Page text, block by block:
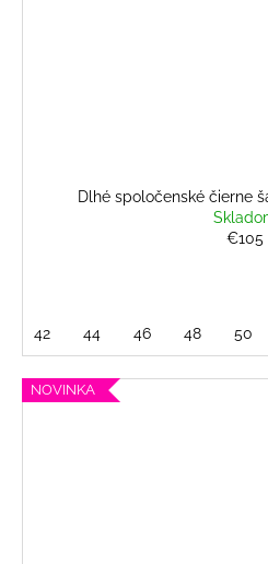
Dlhé spoločenské čierne
€105
42 44 46 48 50
NOVINKA